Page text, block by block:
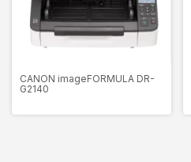
CANON imageFORMULA DR-
G2140